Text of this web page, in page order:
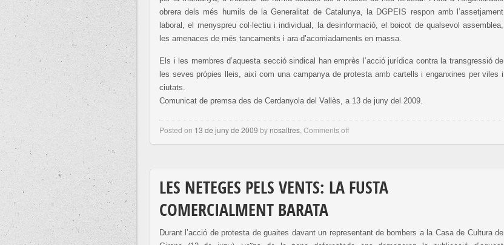
obrera dels més humils de la Generalitat de Catalunya, la DGPEIS respon amb l’assetjament
laboral, el menyspreu col·lectiu i individual, la desinformació, el boicot de qualsevol assemblea,
les amenaces de més tancaments i ara d’acomiadaments en massa.
Els i les membres d’aquesta secció sindical han emprès l’acció jurídica contra la transgressió de
les seves pròpies lleis, així com una campanya de protesta amb cartells i enganxines per viles i
ciutats.
Comunicat de premsa des de Cerdanyola del Vallès, a 13 de juny del 2009.
Posted on 13 de juny de 2009 by nosaltres Comments off
LES NETEGES PELS VENTS: LA FUSTA
COMERCIALMENT BARATA
Durant l’acció de protesta de guaites davant un representant de bombers a la Casa de Cultura de